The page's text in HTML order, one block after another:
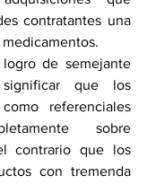
contratantes una
de semejante
que los
referenciales
sobre
contrario que los
con tremenda